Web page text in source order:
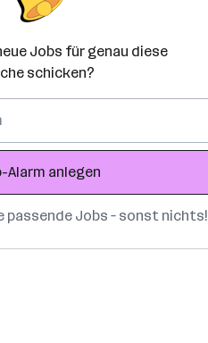
Jobs für genau diese
schicken?
Alarm anlegen
passende Jobs – sonst nichts!